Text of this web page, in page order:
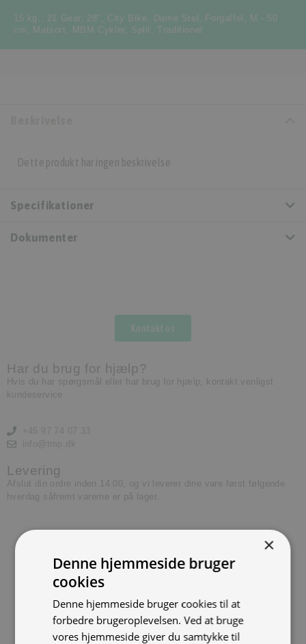
15 kg. , 21 Gear, 28" , City Bike , Dame Stel , Forgaffel ,
M - 50
cm, Matsort , MBM Cykler, Split , Traditionel
Dette produkt har ingen beskrivelse
Specifikationer
Dokumenter
Kontakt os
Har du brug for hjælp?
Hvis du har spørgsmål eller har brug for hjælp, kontakt venligst
kundeservice.
Levering
Afslut din ordre inden 14.00, og vi leverer dine vare først følgende
hverdag såfremt varerne er på lager.
×
Denne hjemmeside bruger
cookies
Denne hjemmeside bruger cookies til at
forbedre brugeroplevelsen. Ved at bruge
vores hjemmeside giver du samtykke til